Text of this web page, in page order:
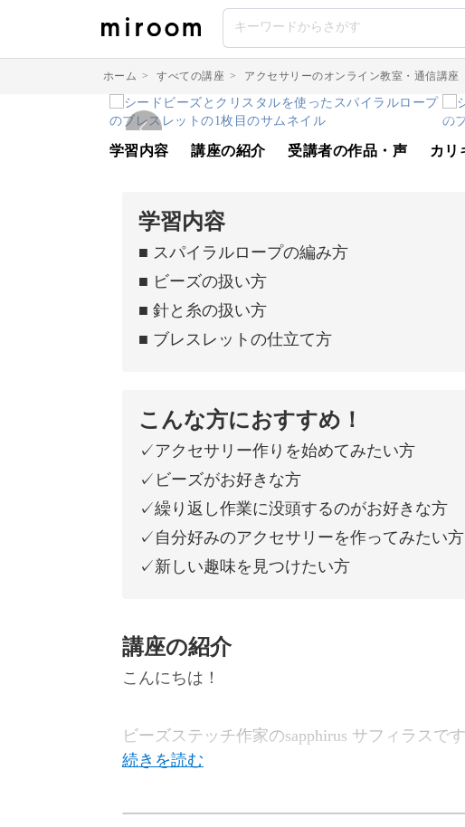
ホーム > すべての講座 > アクセサリーのオンライン教室・通信講座
学習内容 講座の紹介 受講者の作品・声 カリ
学習内容
■ スパイラルロープの編み方
■ ビーズの扱い方
■ 針と糸の扱い方
■ ブレスレットの仕立て方
こんな方におすすめ！
✓アクセサリー作りを始めてみたい方
✓ビーズがお好きな方
✓繰り返し作業に没頭するのがお好きな方
✓自分好みのアクセサリーを作ってみたい方
✓新しい趣味を見つけたい方
講座の紹介
こんにちは！
ビーズステッチ作家のsapphirus サフィラスです